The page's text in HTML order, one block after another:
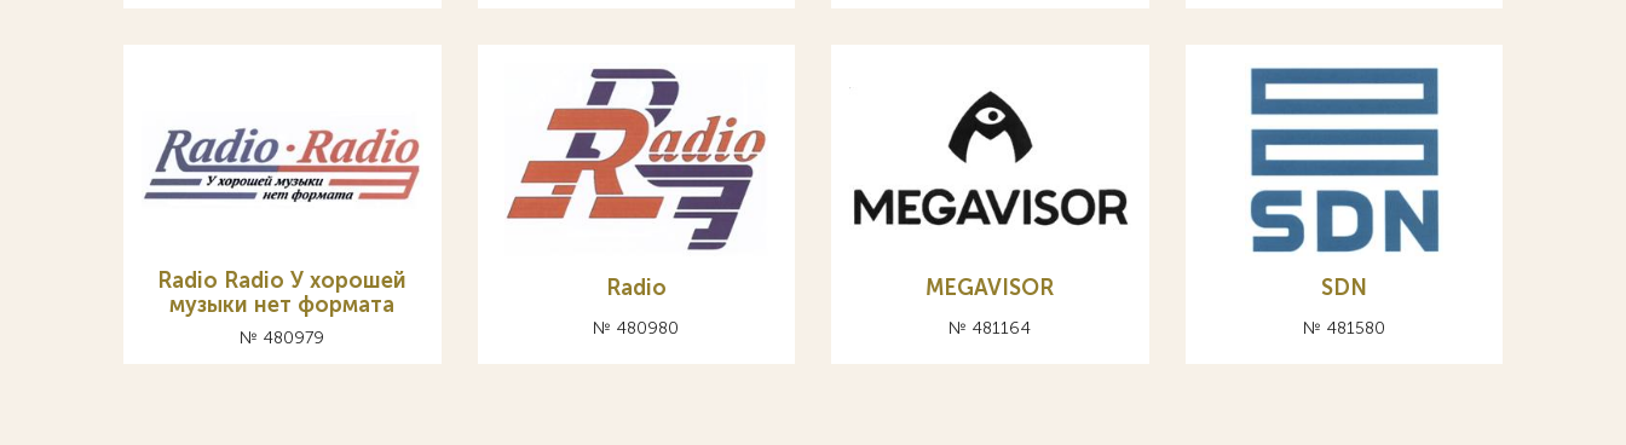
Radio Radio У хорошей
музыки нет формата
№ 480979
Radio
№ 480980
MEGAVISOR
№ 481164
SDN
№ 481580